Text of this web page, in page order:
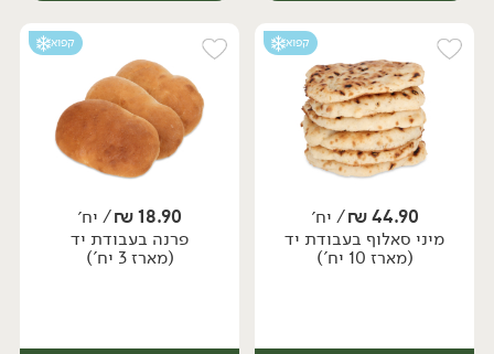
יח׳ יח׳
קפוא
44.90
₪/ יח׳
מיני סאלוף בעבודת יד
(מארז 10 יח')
קפוא
18.90
₪/ יח׳
פרנה בעבודת יד
(מארז 3 יח')